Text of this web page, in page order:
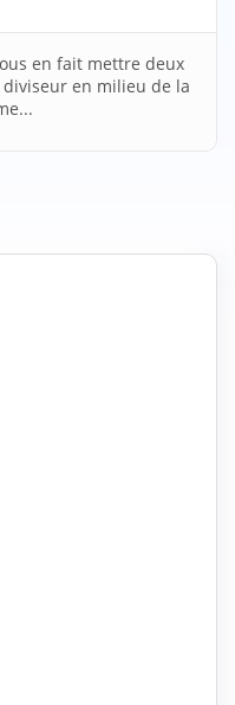
en fait mettre deux
en milieu de la